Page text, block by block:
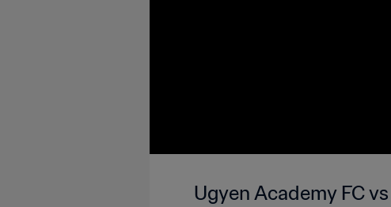
Ugyen Academy FC